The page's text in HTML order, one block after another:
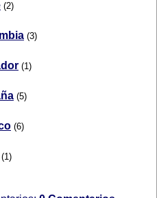
(2)
(3)
(1)
(5)
(6)
(1)